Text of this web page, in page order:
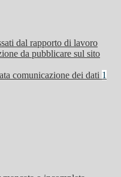
dal rapporto di lavoro
da pubblicare sul sito
comunicazione dei dati 1